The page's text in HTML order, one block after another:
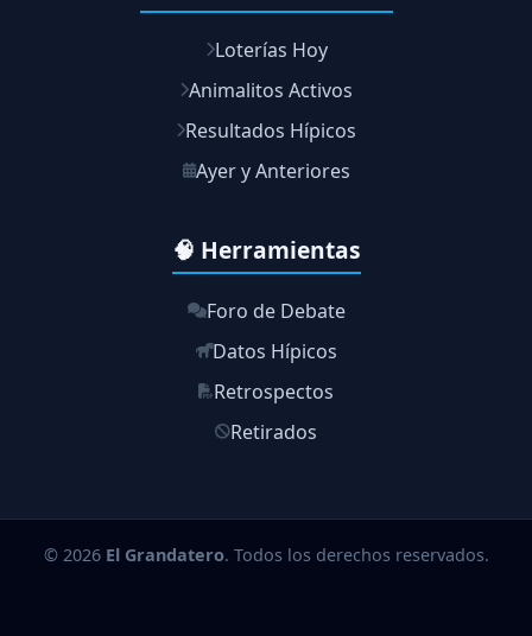
Loterías Hoy
Animalitos Activos
Resultados Hípicos
Ayer y Anteriores
🧠 Herramientas
Foro de Debate
Datos Hípicos
Retrospectos
Retirados
© 2026 El Grandatero. Todos los derechos reservados.